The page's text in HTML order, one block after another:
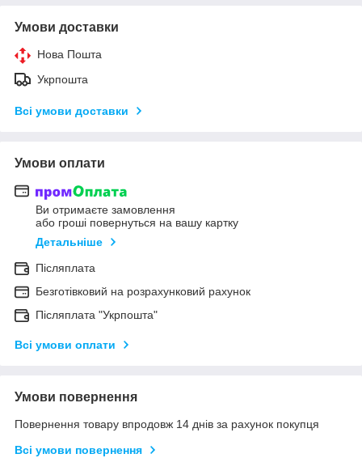
Умови доставки
Нова Пошта
Укрпошта
Всі умови доставки
Умови оплати
Ви отримаєте замовлення
або гроші повернуться на вашу картку
Детальніше
Післяплата
Безготівковий на розрахунковий рахунок
Післяплата "Укрпошта"
Всі умови оплати
Умови повернення
Повернення товару впродовж 14 днів за рахунок покупця
Всі умови повернення